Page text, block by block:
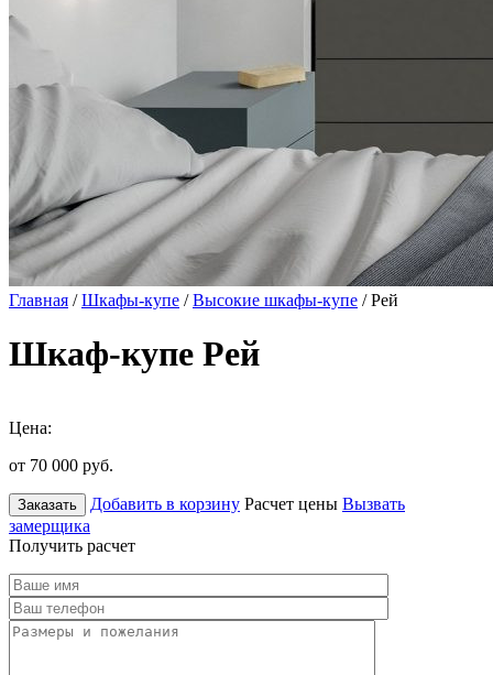
Главная /Шкафы-купе /Высокие шкафы-купе / Рей
Шкаф-купе Рей
Цена:
от 70 000 руб.
Заказать Добавить в корзину Расчет цены Вызвать
замерщика
Получить расчет